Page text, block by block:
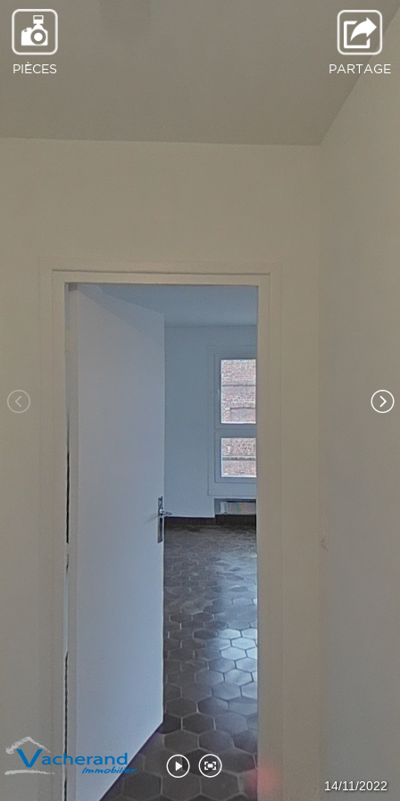
WC
Salle de bains
Séjour
PIÈCES PARTAGE